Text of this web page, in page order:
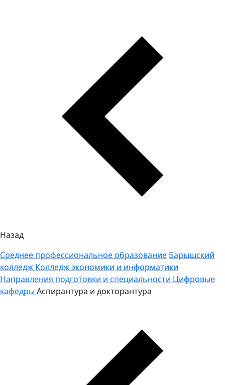
Назад
Среднее профессиональное образование Барышский
колледж Колледж экономики и информатики
Направления подготовки и специальности Цифровые
кафедры Аспирантура и докторантура